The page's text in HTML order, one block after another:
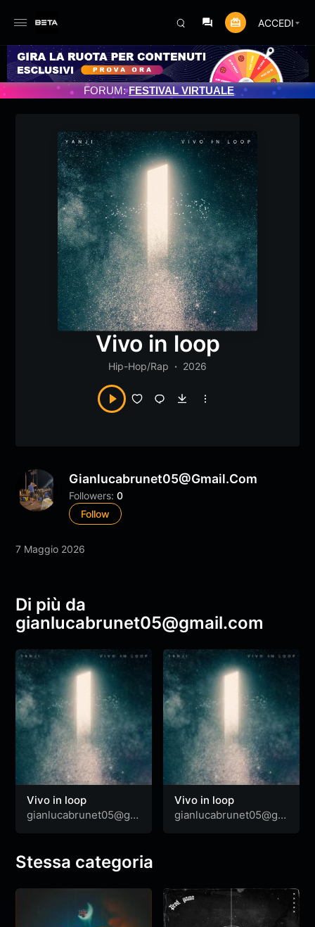
ACCEDI
PROGRAMMATO 3/07/2025
FORUM:FESTIVAL VIRTUALE
Vivo in loop
Hip-Hop/Rap 2026
Gianlucabrunet05@gmail.com
Followers: 0
Follow
7 Maggio 2026
Di più da
gianlucabrunet05@gmail.com
Vivo in loop
gianlucabrunet05@gm
Vivo in loop
gianlucabrunet05@gm
Stessa categoria